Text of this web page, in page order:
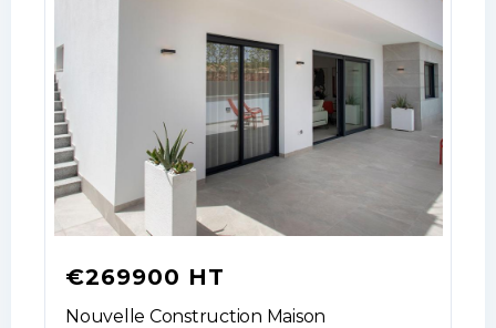
€269900 HT
Nouvelle Construction Maison